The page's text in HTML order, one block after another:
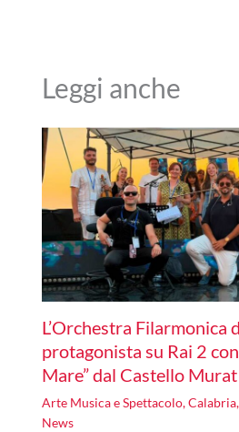
Leggi anche
L’Orchestra Filarmonica
protagonista su Rai 2
Mare” dal Castello
Arte Musica e Spettacolo,Calabria,
News